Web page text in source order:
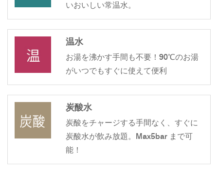
いおいしい常温水。
温水
お湯を沸かす手間も不要！90℃のお湯
がいつでもすぐに使えて便利
炭酸水
炭酸をチャージする手間なく、すぐに
炭酸水が飲み放題。Max5bar まで可
能！